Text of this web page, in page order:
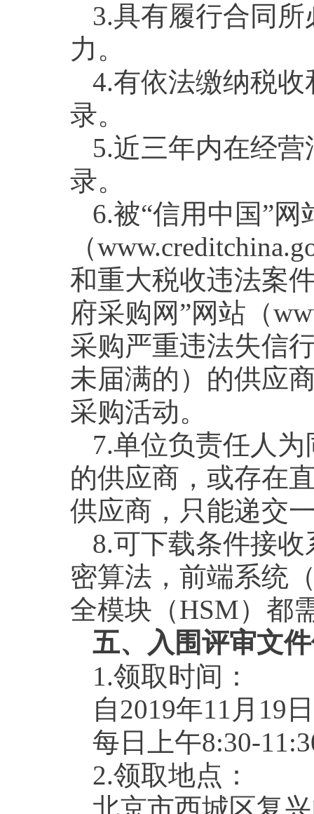
3.具有履行合同
力。
4.有依法缴纳税
录。
5.近三年内在经
录。
6.被“信用中国”网
（
和重大税收违法案
府采购网”网站（
采购严重违法失信
未届满的）的供应
采购活动。
7.单位负责任人
的供应商，或存在
供应商，只能递交
8.可下载条件接
密算法，前端系统
全模块（HSM）都
五、入围评审文
1.领取时间：
自2019年11月19
每日上午8:30-
2.领取地点：